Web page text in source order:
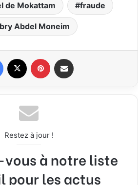
de Mokattam fraude
Abdel Moneim
Restez à jour !
à notre liste
pour les actus